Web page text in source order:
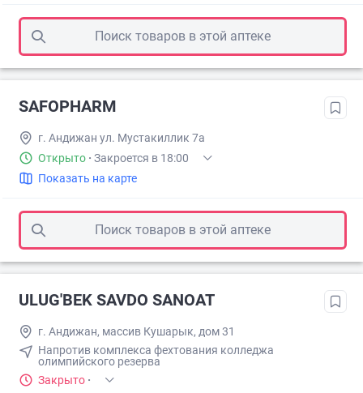
Поиск товаров в этой аптеке
SAFOPHARM
г. Андижан ул. Мустакиллик 7а
Открыто · Закроется в 18:00
Показать на карте
Поиск товаров в этой аптеке
ULUG'BEK SAVDO SANOAT
г. Андижан, массив Кушарык, дом 31
Напротив комплекса фехтования колледжа
олимпийского резерва
Закрыто ·